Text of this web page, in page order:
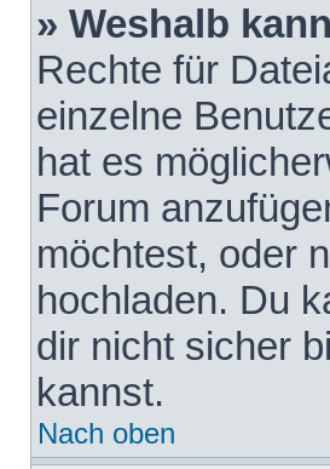
» Weshalb
Rechte für
einzelne
hat es
Forum
möchtest, oder
hochladen. Du
dir nicht sicher
kannst.
Nach oben